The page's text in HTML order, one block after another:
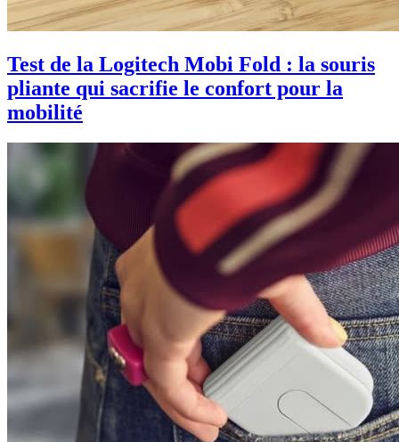
Test de la Logitech Mobi Fold : la souris
pliante qui sacrifie le confort pour la
mobilité